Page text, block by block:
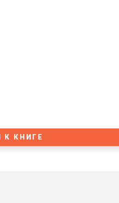
К КНИГЕ